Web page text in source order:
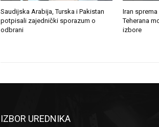
Saudijska Arabija, Turska i Pakistan
potpisali zajednički sporazum o
odbrani
Iran sprema
Teherana
izbore
IZBOR UREDNIKA